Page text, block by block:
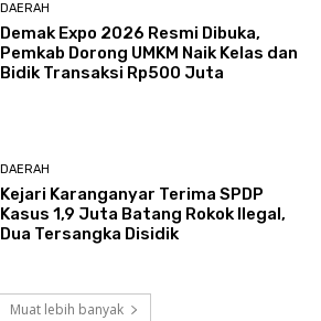
DAERAH
Demak Expo 2026 Resmi Dibuka,
Pemkab Dorong UMKM Naik Kelas dan
Bidik Transaksi Rp500 Juta
DAERAH
Kejari Karanganyar Terima SPDP
Kasus 1,9 Juta Batang Rokok Ilegal,
Dua Tersangka Disidik
Muat lebih banyak